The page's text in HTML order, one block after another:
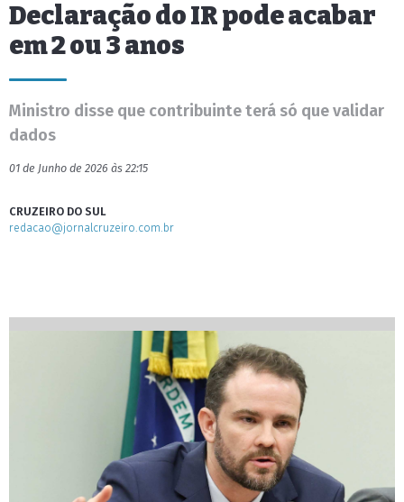
Declaração do IR pode acabar
em 2 ou 3 anos
Ministro disse que contribuinte terá só que validar
dados
01 de Junho de 2026 às 22:15
CRUZEIRO DO SUL
redacao@jornalcruzeiro.com.br